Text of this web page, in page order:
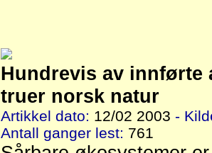
Hundrevis av innførte
truer norsk natur
Artikkel dato: 12/02 2003 -
Antall ganger lest: 761